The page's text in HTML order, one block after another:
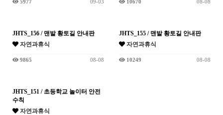
5977 09-03 10670 08-08
JHTS_156 / 맨발 황토길 안내판
자연과휴식
9865 08-08
JHTS_155 / 맨발 황토길 안내판
자연과휴식
10249 08-08
JHTS_151 / 초등학교 놀이터 안전
수칙
자연과휴식